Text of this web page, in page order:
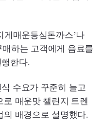
게매운등심돈까스’나
매하는 고객에게 음료를
한다.
수요가 꾸준히 늘고
로 매운맛 챌린지 트렌
의 배경으로 설명했다.